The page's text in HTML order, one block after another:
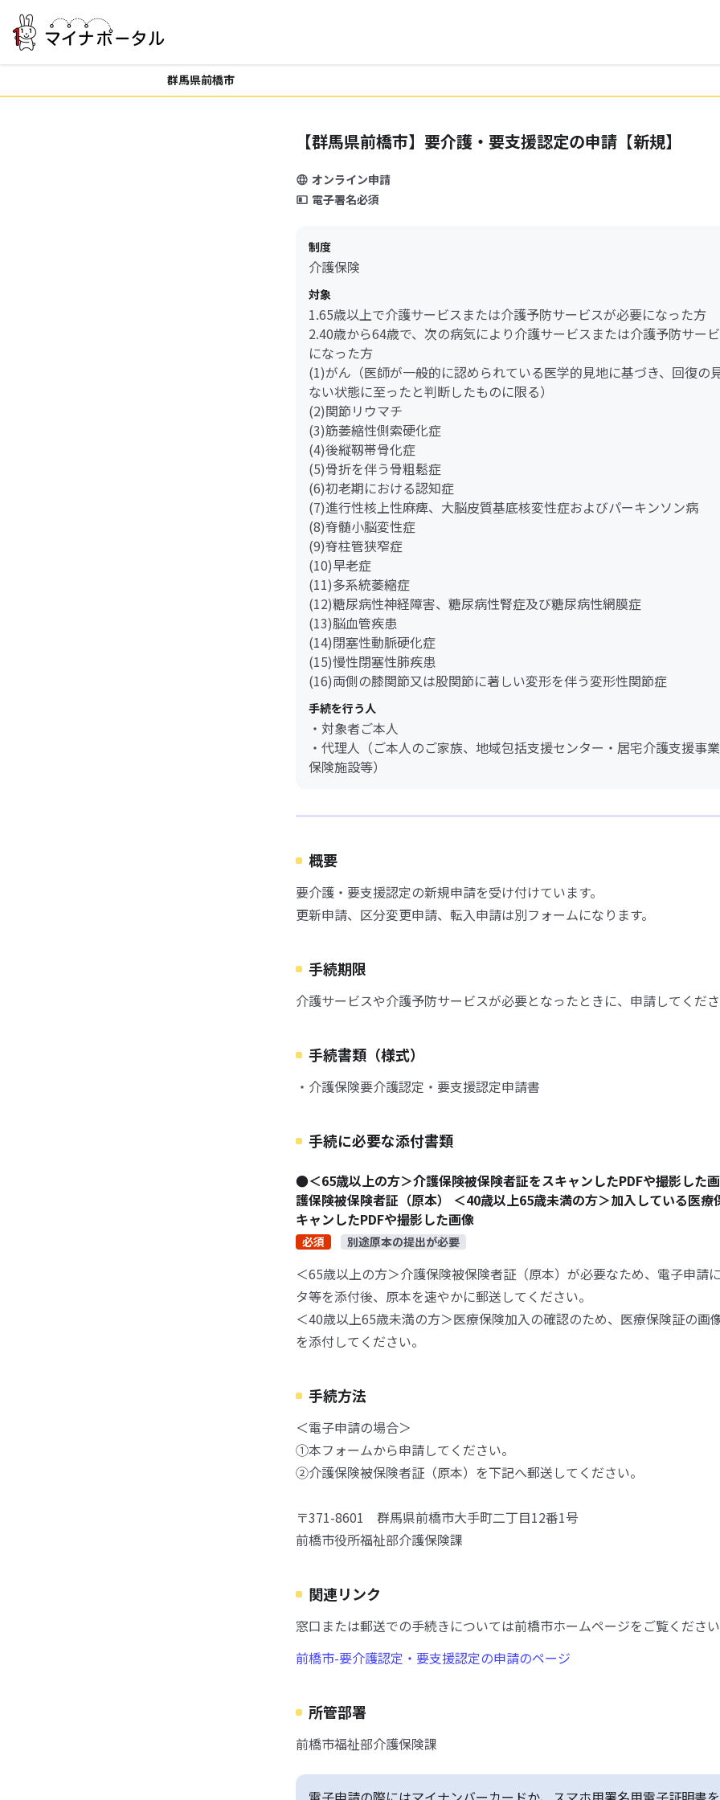
群馬県前橋市
【群馬県前橋市】要介護・要支援認定の申請【新規】
オンライン申請
電子署名必須
制度
介護保険
対象
1.65歳以上で介護サービスまたは介護予防サービスが必要になった方
2.40歳から64歳で、次の病気により介護サービスまたは介護予防サー
になった方
(1)がん（医師が一般的に認められている医学的見地に基づき、回復の
ない状態に至ったと判断したものに限る）
(2)関節リウマチ
(3)筋萎縮性側索硬化症
(4)後縦靱帯骨化症
(5)骨折を伴う骨粗鬆症
(6)初老期における認知症
(7)進行性核上性麻痺、大脳皮質基底核変性症およびパーキンソン病
(8)脊髄小脳変性症
(9)脊柱管狭窄症
(10)早老症
(11)多系統萎縮症
(12)糖尿病性神経障害、糖尿病性腎症及び糖尿病性網膜症
(13)脳血管疾患
(14)閉塞性動脈硬化症
(15)慢性閉塞性肺疾患
(16)両側の膝関節又は股関節に著しい変形を伴う変形性関節症
手続を行う人
・対象者ご本人
・代理人（ご本人のご家族、地域包括支援センター・居宅介護支援事
保険施設等）
概要
要介護・要支援認定の新規申請を受け付けています。
更新申請、区分変更申請、転入申請は別フォームになります。
手続期限
介護サービスや介護予防サービスが必要となったときに、申請してくだ
手続書類（様式）
・介護保険要介護認定・要支援認定申請書
手続に必要な添付書類
●＜65歳以上の方＞介護保険被保険者証をスキャンしたPDFや撮影した
護保険被保険者証（原本） ＜40歳以上65歳未満の方＞加入している医療
キャンしたPDFや撮影した画像
必須 別途原本の提出が必要
＜65歳以上の方＞介護保険被保険者証（原本）が必要なため、電子申請
タ等を添付後、原本を速やかに郵送してください。
＜40歳以上65歳未満の方＞医療保険加入の確認のため、医療保険証の画
を添付してください。
手続方法
＜電子申請の場合＞
①本フォームから申請してください。
②介護保険被保険者証（原本）を下記へ郵送してください。
〒371-8601 群馬県前橋市大手町二丁目12番1号
前橋市役所福祉部介護保険課
関連リンク
窓口または郵送での手続きについては前橋市ホームページをご覧くださ
前橋市-要介護認定・要支援認定の申請のページ
所管部署
前橋市福祉部介護保険課